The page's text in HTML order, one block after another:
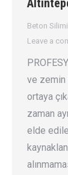
Beton Silimi
Leave a
ve zemin
ortaya
zaman
elde